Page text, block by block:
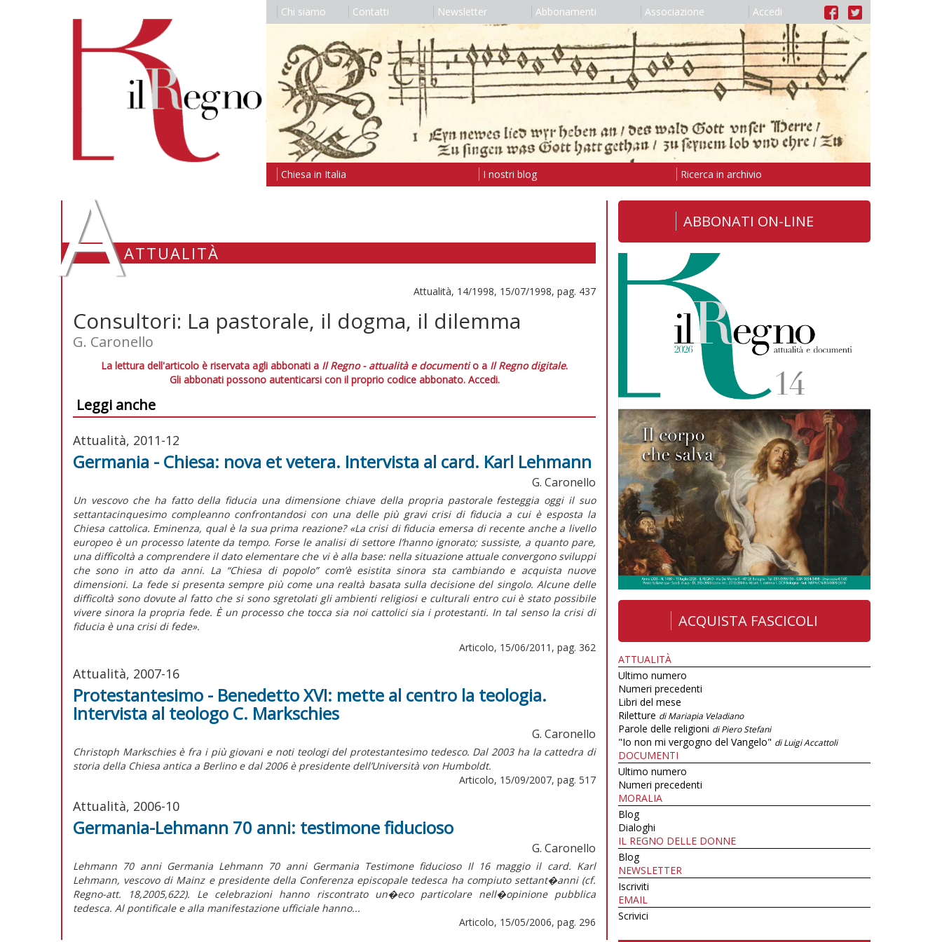
Chi siamo Contatti Newsletter Abbonamenti Associazione Accedi
Chiesa in Italia I nostri blog Ricerca in archivio
AATTUALITÀ
Attualità, 14/1998, 15/07/1998, pag. 437
Consultori: La pastorale, il dogma, il dilemma
G. Caronello
La lettura dell'articolo è riservata agli abbonati a Il Regno - attualità e documentio a Il Regno digitale.
Gli abbonati possono autenticarsi con il proprio codice abbonato. Accedi.
Leggi anche
Attualità, 2011-12
Germania - Chiesa: nova et vetera. Intervista al card. Karl Lehmann
G. Caronello
Un vescovo che ha fatto della fiducia una dimensione chiave della propria pastorale festeggia oggi il suo
settantacinquesimo compleanno confrontandosi con una delle più gravi crisi di fiducia a cui è esposta la
Chiesa cattolica. Eminenza, qual è la sua prima reazione? «La crisi di fiducia emersa di recente anche a livello
europeo è un processo latente da tempo. Forse le analisi di settore l’hanno ignorato; sussiste, a quanto pare,
una difficoltà a comprendere il dato elementare che vi è alla base: nella situazione attuale convergono sviluppi
che sono in atto da anni. La “Chiesa di popolo” com’è esistita sinora sta cambiando e acquista nuove
dimensioni. La fede si presenta sempre più come una realtà basata sulla decisione del singolo. Alcune delle
difficoltà sono dovute al fatto che si sono sgretolati gli ambienti religiosi e culturali entro cui è stato possibile
vivere sinora la propria fede. È un processo che tocca sia noi cattolici sia i protestanti. In tal senso la crisi di
fiducia è una crisi di fede».
Articolo, 15/06/2011, pag. 362
Attualità, 2007-16
Protestantesimo - Benedetto XVI: mette al centro la teologia.
Intervista al teologo C. Markschies
G. Caronello
Christoph Markschies è fra i più giovani e noti teologi del protestantesimo tedesco. Dal 2003 ha la cattedra di
storia della Chiesa antica a Berlino e dal 2006 è presidente dell’Università von Humboldt.
Articolo, 15/09/2007, pag. 517
Attualità, 2006-10
Germania-Lehmann 70 anni: testimone fiducioso
G. Caronello
Lehmann 70 anni Germania Lehmann 70 anni Germania Testimone fiducioso Il 16 maggio il card. Karl
Lehmann, vescovo di Mainz e presidente della Conferenza episcopale tedesca ha compiuto settant�anni (cf.
Regno-att. 18,2005,622). Le celebrazioni hanno riscontrato un�eco particolare nell�opinione pubblica
tedesca. Al pontificale e alla manifestazione ufficiale hanno...
Articolo, 15/05/2006, pag. 296
ABBONATI ON-LINE
ACQUISTA FASCICOLI
ATTUALITÀ
Ultimo numero
Numeri precedenti
Libri del mese
Riletture di Mariapia Veladiano
Parole delle religioni di Piero Stefani
"Io non mi vergogno del Vangelo" di Luigi Accattoli
DOCUMENTI
Ultimo numero
Numeri precedenti
MORALIA
Blog
Dialoghi
IL REGNO DELLE DONNE
Blog
NEWSLETTER
Iscriviti
EMAIL
Scrivici